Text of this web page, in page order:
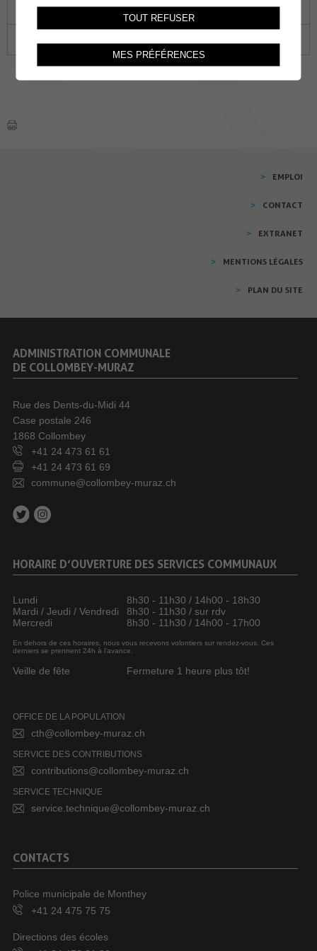
19 20 21 22 23
EMPLOI
CONTACT
EXTRANET
MENTIONS LÉGALES
PLAN DU SITE
ADMINISTRATION COMMUNALE
DE COLLOMBEY-MURAZ
Rue des Dents-du-Midi 44
Case postale 246
1868 Collombey
+41 24 473 61 61
+41 24 473 61 69
commune@collombey-muraz.ch
HORAIRE D’OUVERTURE DES SERVICES COMMUNAUX
Lundi
8h30 - 11h30 / 14h00 - 18h30
Mardi / Jeudi / Vendredi
8h30 - 11h30 / sur rdv
Mercredi
8h30 - 11h30 / 14h00 - 17h00
En dehors de ces horaires, nous vous recevons volontiers sur rendez-vous. Ces
derniers se prennent 24h à l’avance.
Veille de fête Fermeture 1 heure plus tôt!
OFFICE DE LA POPULATION
cth@collombey-muraz.ch
SERVICE DES CONTRIBUTIONS
contributions@collombey-muraz.ch
SERVICE TECHNIQUE
service.technique@collombey-muraz.ch
CONTACTS
Police municipale de Monthey
+41 24 475 75 75
Directions des écoles
TOUT REFUSER
MES PRÉFÉRENCES